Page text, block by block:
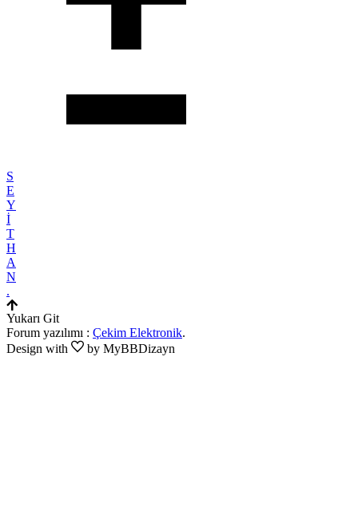
S
E
Y
İ
T
H
A
N
.
Yukarı Git
Forum yazılımı : Çekim Elektronik.
Design with
by MyBBDizayn